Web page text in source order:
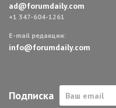
ДОМ И ЕДА
ad@forumdaily.com
+1 347-604-1261
E-mail редакции:
info@forumdaily.com
Подписка